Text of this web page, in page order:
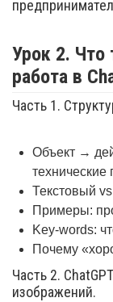
Урок 2. Что
работа в
Часть 1.
Объект →
технические
Текстовый
Примеры:
Key-words:
Почему
Часть 2.
изображений.